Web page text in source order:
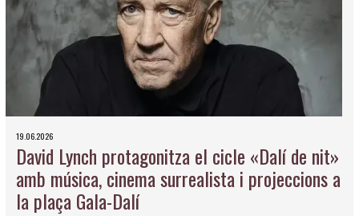
19.06.2026
David Lynch protagonitza el cicle «Dalí de nit»
amb música, cinema surrealista i projeccions a
la plaça Gala-Dalí